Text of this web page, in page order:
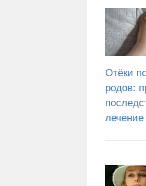
Отёки
родов:
лечение